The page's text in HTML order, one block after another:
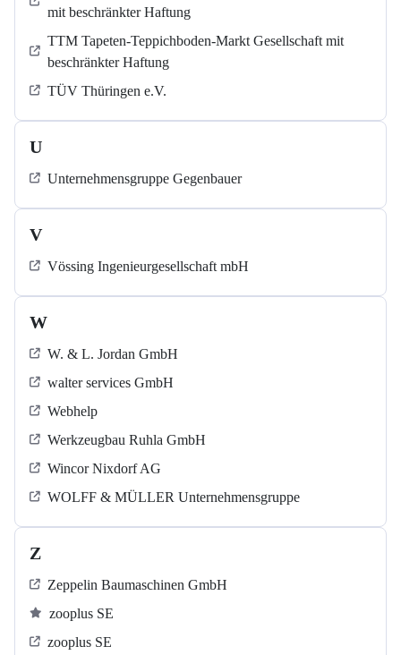
mit beschränkter Haftung
TTM Tapeten-Teppichboden-Markt Gesellschaft mit
beschränkter Haftung
TÜV Thüringen e.V.
U
Unternehmensgruppe Gegenbauer
V
Vössing Ingenieurgesellschaft mbH
W
W. & L. Jordan GmbH
walter services GmbH
Webhelp
Werkzeugbau Ruhla GmbH
Wincor Nixdorf AG
WOLFF & MÜLLER Unternehmensgruppe
Z
Zeppelin Baumaschinen GmbH
zooplus SE
zooplus SE